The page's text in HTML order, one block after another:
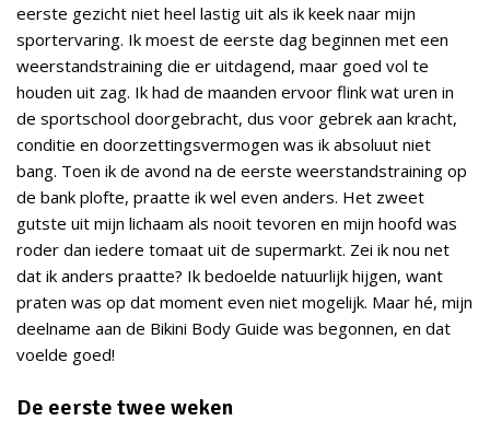
eerste gezicht niet heel lastig uit als ik keek naar mijn
sportervaring. Ik moest de eerste dag beginnen met een
weerstandstraining die er uitdagend, maar goed vol te
houden uit zag. Ik had de maanden ervoor flink wat uren in
de sportschool doorgebracht, dus voor gebrek aan kracht,
conditie en doorzettingsvermogen was ik absoluut niet
bang. Toen ik de avond na de eerste weerstandstraining op
de bank plofte, praatte ik wel even anders. Het zweet
gutste uit mijn lichaam als nooit tevoren en mijn hoofd was
roder dan iedere tomaat uit de supermarkt. Zei ik nou net
dat ik anders praatte? Ik bedoelde natuurlijk hijgen, want
praten was op dat moment even niet mogelijk. Maar hé, mijn
deelname aan de Bikini Body Guide was begonnen, en dat
voelde goed!
De eerste twee weken